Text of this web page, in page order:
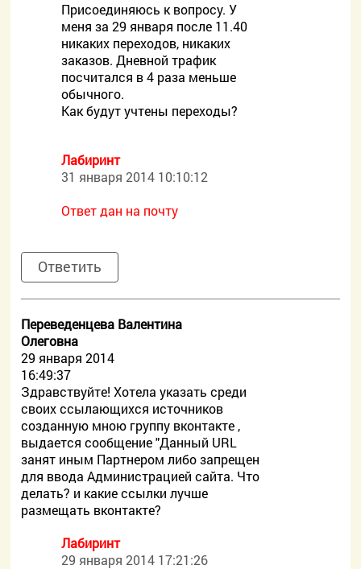
Присоединяюсь к вопросу. У
меня за 29 января после 11.40
никаких переходов, никаких
заказов. Дневной трафик
посчитался в 4 раза меньше
обычного.
Как будут учтены переходы?
Лабиринт
31 января 2014 10:10:12
Ответ дан на почту
Ответить
Переведенцева Валентина
Олеговна
29 января 2014
16:49:37
Здравствуйте! Хотела указать среди
своих ссылающихся источников
созданную мною группу вконтакте ,
выдается сообщение "Данный URL
занят иным Партнером либо запрещен
для ввода Администрацией сайта. Что
делать? и какие ссылки лучше
размещать вконтакте?
Лабиринт
29 января 2014 17:21:26